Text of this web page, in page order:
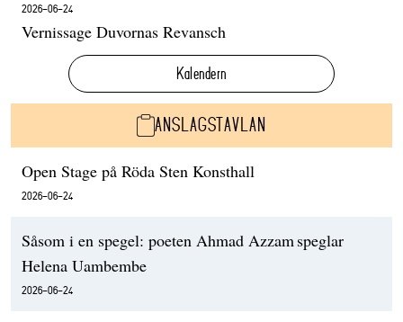
2026-06-24
Vernissage Duvornas Revansch
Kalendern
ANSLAGSTAVLAN
Open Stage på Röda Sten Konsthall
2026-06-24
Såsom i en spegel: poeten Ahmad Azzam speglar
Helena Uambembe
2026-06-24